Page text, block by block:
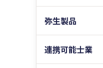
弥生製品
連携可能士業